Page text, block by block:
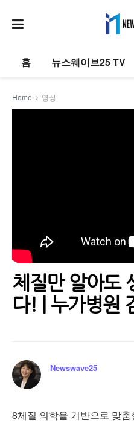
홈 뉴스웨이브25 TV
Home 영상
체질만 알아도
다! | 누가병원
Newswave25
8체질 의학을 기반으로 맞